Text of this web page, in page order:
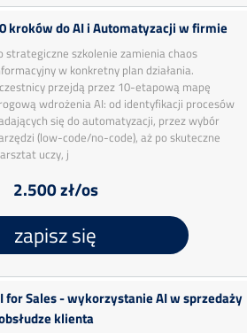
kroków do AI i Automatyzacji w firmie
strategiczne szkolenie zamienia chaos
w konkretny plan działania.
przejdą przez 10-etapową mapę
wdrożenia AI: od identyfikacji procesów
się do automatyzacji, przez wybór
(low-code/no-code), aż po skuteczne
uczy, j
2.500 zł/os
zapisz się
for Sales - wykorzystanie AI w sprzedaży
klienta